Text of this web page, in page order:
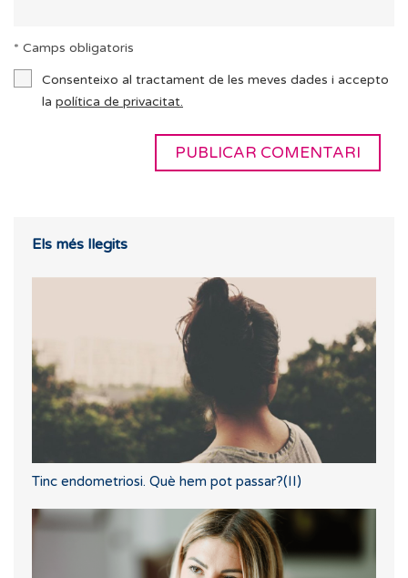
* Camps obligatoris
Consenteixo al tractament de les meves dades i accepto
la política de privacitat.
Els més llegits
Tinc endometriosi. Què hem pot passar?(II)